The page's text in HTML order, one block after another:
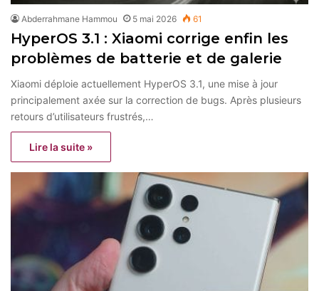
Abderrahmane Hammou 5 mai 2026 61
HyperOS 3.1 : Xiaomi corrige enfin les
problèmes de batterie et de galerie
Xiaomi déploie actuellement HyperOS 3.1, une mise à jour
principalement axée sur la correction de bugs. Après plusieurs
retours d’utilisateurs frustrés,…
Lire la suite »